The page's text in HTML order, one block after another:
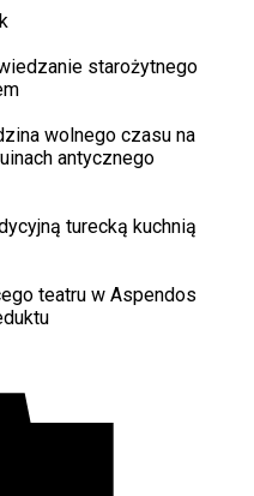
starożytnego
wolnego czasu na
antycznego
turecką kuchnią
teatru w Aspendos